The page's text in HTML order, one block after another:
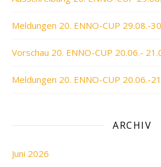
Meldungen 20. ENNO-CUP 29.08.-
Vorschau 20. ENNO-CUP 20.06.-
Meldungen 20. ENNO-CUP 20.06.-
ARCHIV
Juni 2026